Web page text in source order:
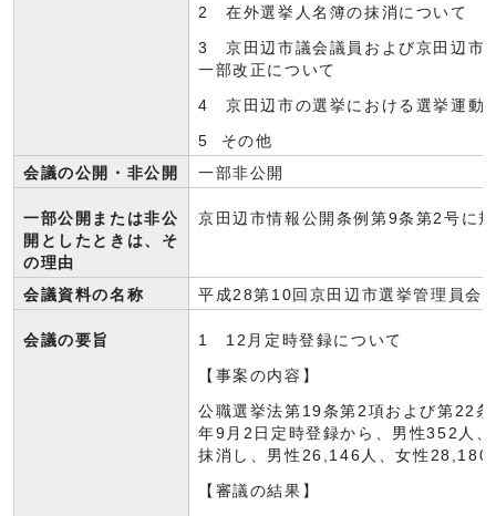
2 在外選挙人名簿の抹消について
3 京田辺市議会議員および京田辺市
一部改正について
4 京田辺市の選挙における選挙運動
5 その他
会議の公開・非公開
一部非公開
一部公開または非公
開としたときは、そ
の理由
京田辺市情報公開条例第9条第2号に
会議資料の名称 平成28第10回京田辺市選挙管理員会
会議の要旨 1 12月定時登録について
【事案の内容】
公職選挙法第19条第2項および第22
年9月2日定時登録から、男性352人
抹消し、男性26,146人、女性28,180
【審議の結果】